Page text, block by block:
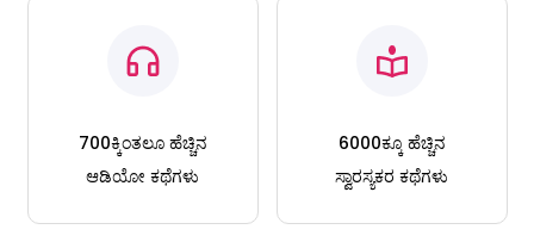
700ಕ್ಕಿಂತಲೂ ಹೆಚ್ಚಿನ
ಆಡಿಯೋ ಕಥೆಗಳು
6000ಕ್ಕೂ ಹೆಚ್ಚಿನ
ಸ್ವಾರಸ್ಯಕರ ಕಥೆಗಳು